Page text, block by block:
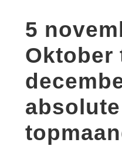
5
Oktober
absolute